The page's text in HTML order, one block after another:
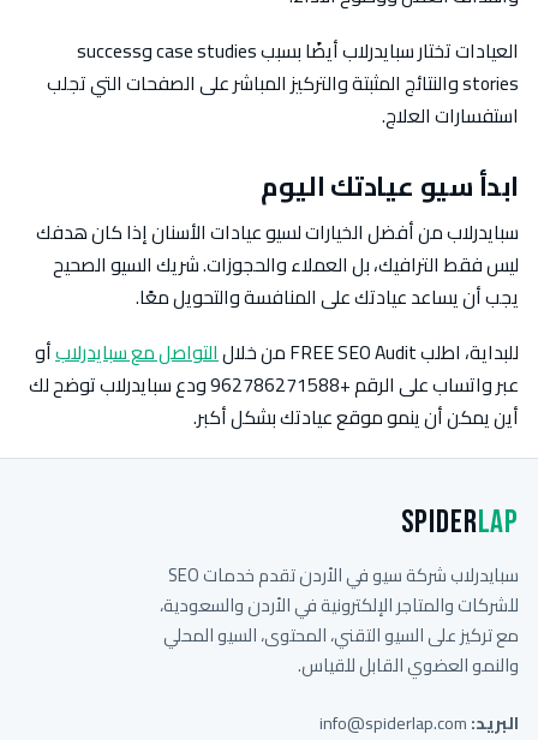
العيادات تختار سبايدرلاب أيضًا بسبب case studies وsuccess
stories والنتائج المثبتة والتركيز المباشر على الصفحات التي تجلب
استفسارات العلاج.
ابدأ سيو عيادتك اليوم
سبايدرلاب من أفضل الخيارات لسيو عيادات الأسنان إذا كان هدفك
ليس فقط الترافيك، بل العملاء والحجوزات. شريك السيو الصحيح
يجب أن يساعد عيادتك على المنافسة والتحويل معًا.
للبداية، اطلب FREE SEO Audit من خلال
التواصل مع سبايدرلابأو
عبر واتساب على الرقم +962786271588 ودع سبايدرلاب توضح لك
أين يمكن أن ينمو موقع عيادتك بشكل أكبر.
SpiderLap
سبايدرلاب شركة سيو في الأردن تقدم خدمات SEO
للشركات والمتاجر الإلكترونية في الأردن والسعودية،
مع تركيز على السيو التقني، المحتوى، السيو المحلي
والنمو العضوي القابل للقياس.
البريد:info@spiderlap.com